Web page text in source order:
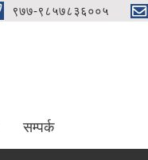
९७७-९८५७८३६००५
सम्पर्क